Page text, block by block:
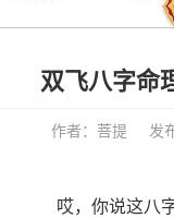
双飞八字命
作者：菩提 发
哎，你说这八